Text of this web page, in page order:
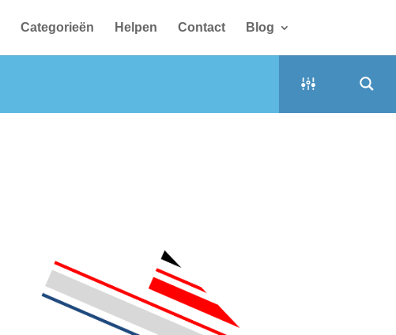
Categorieën Helpen Contact Blog